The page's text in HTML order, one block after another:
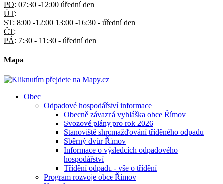
PO: 07:30 -12:00 úřední den
ÚT:
ST: 8:00 -12:00 13:00 -16:30 - úřední den
ČT:
PÁ: 7:30 - 11:30 - úřední den
Mapa
Obec
Odpadové hospodářství informace
Obecně závazná vyhláška obce Římov
Svozové plány pro rok 2026
Stanoviště shromažďování tříděného odpadu
Sběrný dvůr Římov
Informace o výsledcích odpadového
hospodářství
Třídění odpadu - vše o třídění
Program rozvoje obce Římov